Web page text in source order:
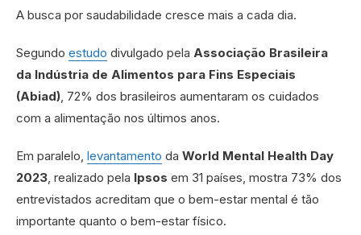
A busca por saudabilidade cresce mais a cada dia.
Segundo estudo divulgado pela Associação Brasileira
da Indústria de Alimentos para Fins Especiais
(Abiad) , 72% dos brasileiros aumentaram os cuidados
com a alimentação nos últimos anos.
Em paralelo, levantamento da World Mental Health Day
2023 , realizado pela Ipsos em 31 países, mostra 73% dos
entrevistados acreditam que o bem-estar mental é tão
importante quanto o bem-estar físico.